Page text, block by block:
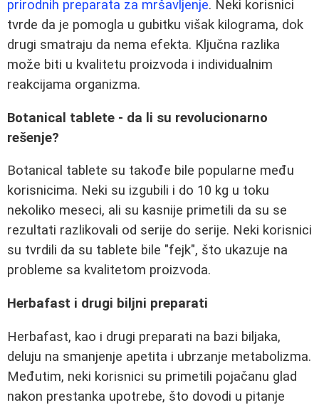
prirodnih preparata za mršavljenje. Neki korisnici
tvrde da je pomogla u gubitku višak kilograma, dok
drugi smatraju da nema efekta. Ključna razlika
može biti u kvalitetu proizvoda i individualnim
reakcijama organizma.
Botanical tablete - da li su revolucionarno
rešenje?
Botanical tablete su takođe bile popularne među
korisnicima. Neki su izgubili i do 10 kg u toku
nekoliko meseci, ali su kasnije primetili da su se
rezultati razlikovali od serije do serije. Neki korisnici
su tvrdili da su tablete bile "fejk", što ukazuje na
probleme sa kvalitetom proizvoda.
Herbafast i drugi biljni preparati
Herbafast, kao i drugi preparati na bazi biljaka,
deluju na smanjenje apetita i ubrzanje metabolizma.
Međutim, neki korisnici su primetili pojačanu glad
nakon prestanka upotrebe, što dovodi u pitanje